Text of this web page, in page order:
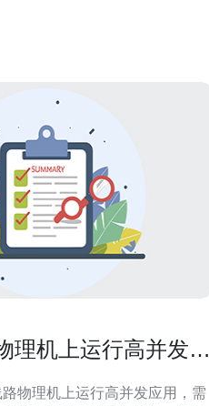
理机上运行高并发应
物理机上运行高并发应用，需